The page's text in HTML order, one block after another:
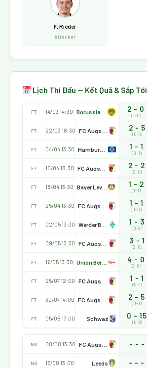
F. Rieder
Attacker
Lịch Thi Đấu — Kết Quả & Sắp Tới
FT 14/03 14:30 2 - 0
(1-0)
FT 22/03 18:30 2 - 5
(0-3)
FT 04/04 13:30 Hamburger SV 1 - 1
(0-1)
FT 10/04 18:30 2 - 2
(2-2)
FT 18/04 13:30 1 - 2
(1-1)
FT 25/04 13:30 1 - 1
(1-0)
FT 02/05 13:30 1 - 3
(0-2)
FT 09/05 13:30 3 - 1
(2-0)
FT 16/05 13:30 Union Berlin 4 - 0
(2-0)
FT 25/07 12:00 1 - 1
(0-1)
FT 30/07 14:00 2 - 5
(0-1)
FT 05/08 17:00 Schwaz 0 - 15
(0-8)
NS 08/08 13:30 - - -
NS 15/08 13:00 Leeds - - -